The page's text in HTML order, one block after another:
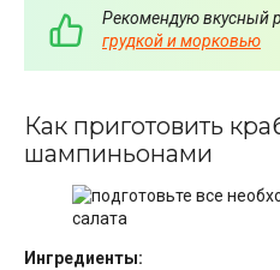
Рекомендую вкусный
грудкой и морковью
Как приготовить
шампиньонами
Ингредиенты: